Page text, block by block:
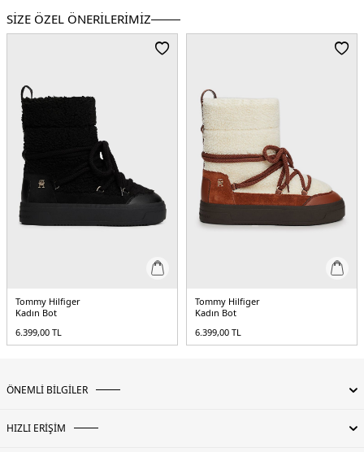
SİZE ÖZEL ÖNERİLERİMİZ
Tommy Hilfiger
Kadın Bot
6.399,00 TL
Tommy Hilfiger
Kadın Bot
6.399,00 TL
ÖNEMLİ BİLGİLER
HIZLI ERİŞİM